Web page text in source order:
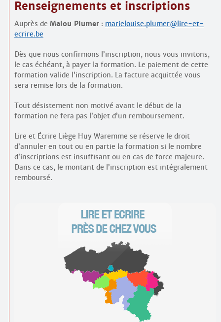
Renseignements et inscriptions
Auprès de Malou Plumer: marielouise.plumer@lire-et-
ecrire.be
Dès que nous confirmons l’inscription, nous vous invitons,
le cas échéant, à payer la formation. Le paiement de cette
formation valide l’inscription. La facture acquittée vous
sera remise lors de la formation.
Tout désistement non motivé avant le début de la
formation ne fera pas l’objet d’un remboursement.
Lire et Écrire Liège Huy Waremme se réserve le droit
d’annuler en tout ou en partie la formation si le nombre
d’inscriptions est insuffisant ou en cas de force majeure.
Dans ce cas, le montant de l’inscription est intégralement
remboursé.